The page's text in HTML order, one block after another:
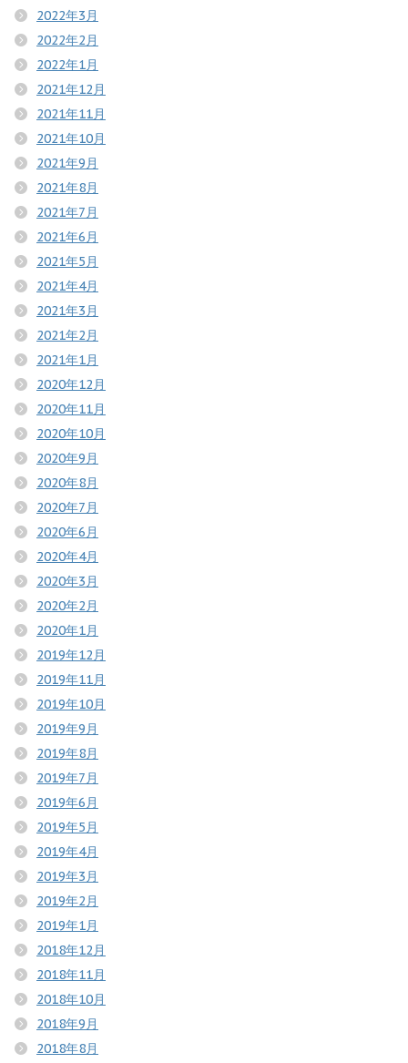
2022年3月
2022年2月
2022年1月
2021年12月
2021年11月
2021年10月
2021年9月
2021年8月
2021年7月
2021年6月
2021年5月
2021年4月
2021年3月
2021年2月
2021年1月
2020年12月
2020年11月
2020年10月
2020年9月
2020年8月
2020年7月
2020年6月
2020年4月
2020年3月
2020年2月
2020年1月
2019年12月
2019年11月
2019年10月
2019年9月
2019年8月
2019年7月
2019年6月
2019年5月
2019年4月
2019年3月
2019年2月
2019年1月
2018年12月
2018年11月
2018年10月
2018年9月
2018年8月